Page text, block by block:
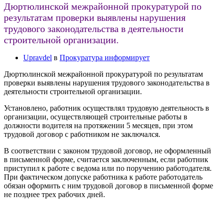
Дюртюлинской межрайонной прокуратурой по
результатам проверки выявлены нарушения
трудового законодательства в деятельности
строительной организации.
Upravdel в Прокуратура информирует
Дюртюлинской межрайонной прокуратурой по результатам
проверки выявлены нарушения трудового законодательства в
деятельности строительной организации.
Установлено, работник осуществлял трудовую деятельность в
организации, осуществляющей строительные работы в
должности водителя на протяжении 5 месяцев, при этом
трудовой договор с работником не заключался.
В соответствии с законом трудовой договор, не оформленный
в письменной форме, считается заключенным, если работник
приступил к работе с ведома или по поручению работодателя.
При фактическом допуске работника к работе работодатель
обязан оформить с ним трудовой договор в письменной форме
не позднее трех рабочих дней.